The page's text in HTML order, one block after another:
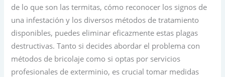
de lo que son las termitas, cómo reconocer los signos de
una infestación y los diversos métodos de tratamiento
disponibles, puedes eliminar eficazmente estas plagas
destructivas. Tanto si decides abordar el problema con
métodos de bricolaje como si optas por servicios
profesionales de exterminio, es crucial tomar medidas